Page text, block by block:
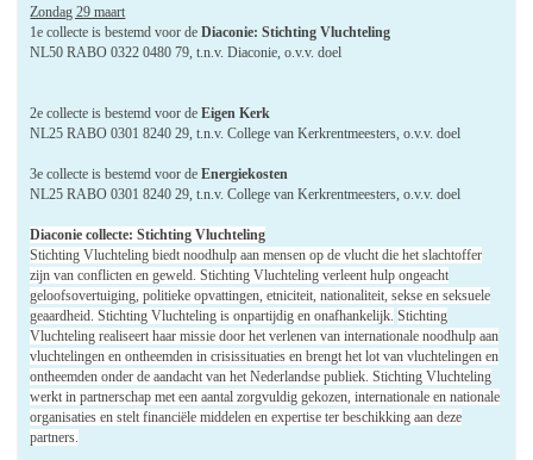
Zondag 29 maart
1e collecte is bestemd voor deDiaconie: Stichting Vluchteling
NL50 RABO 0322 0480 79, t.n.v. Diaconie, o.v.v. doel
2e collecte is bestemd voor deEigen Kerk
NL25 RABO 0301 8240 29, t.n.v. College van Kerkrentmeesters, o.v.v. doel
3e collecte is bestemd voor deEnergiekosten
NL25 RABO 0301 8240 29, t.n.v. College van Kerkrentmeesters, o.v.v. doel
Diaconie collecte: Stichting Vluchteling
Stichting Vluchteling biedt noodhulp aan mensen op de vlucht die het slachtoffer
zijn van conflicten en geweld. Stichting Vluchteling verleent hulp ongeacht
geloofsovertuiging, politieke opvattingen, etniciteit, nationaliteit, sekse en seksuele
geaardheid. Stichting Vluchteling is onpartijdig en onafhankelijk. Stichting
Vluchteling realiseert haar missie door het verlenen van internationale noodhulp aan
vluchtelingen en ontheemden in crisissituaties en brengt het lot van vluchtelingen en
ontheemden onder de aandacht van het Nederlandse publiek. Stichting Vluchteling
werkt in partnerschap met een aantal zorgvuldig gekozen, internationale en nationale
organisaties en stelt financiële middelen en expertise ter beschikking aan deze
partners.